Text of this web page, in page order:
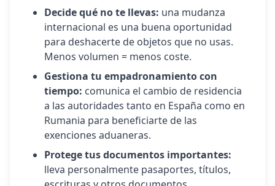
Decide qué no te llevas: una mudanza
internacional es una buena oportunidad
para deshacerte de objetos que no usas.
Menos volumen = menos coste.
Gestiona tu empadronamiento con
tiempo: comunica el cambio de residencia
a las autoridades tanto en España como en
Rumania para beneficiarte de las
exenciones aduaneras.
Protege tus documentos importantes:
lleva personalmente pasaportes, títulos,